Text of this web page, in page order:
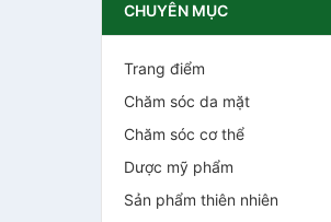
CHUYÊN MỤC
Trang điểm
Chăm sóc da mặt
Chăm sóc cơ thể
Dược mỹ phẩm
Sản phẩm thiên nhiên